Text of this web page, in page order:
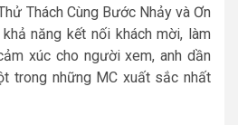
Thách Cùng Bước Nhảy và Ơn
năng kết nối khách mời, làm
xúc cho người xem, anh dần
trong những MC xuất sắc nhất